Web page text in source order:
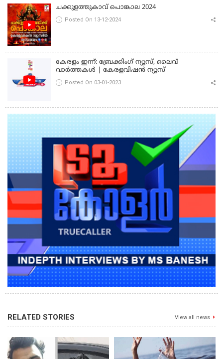
ചക്കുളത്തുകാവ് പൊങ്കാല 2024
Posted On 13-12-2024
കേരളം ഇന്ന്: ബ്രേക്കിംഗ് ന്യൂസ്, ലൈവ്
വാർത്തകൾ | കേരളവിഷൻ ന്യൂസ്
Posted On 03-01-2023
RELATED STORIES View all news